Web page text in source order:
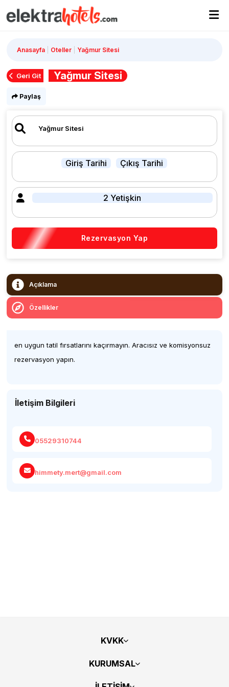
Anasayfa Oteller Yağmur Sitesi
Geri Git Yağmur Sitesi
Paylaş
Giriş Tarihi Çıkış Tarihi
2 Yetişkin
Rezervasyon Yap
Açıklama
Özellikler
en uygun tatil fırsatlarını kaçırmayın. Aracısız ve komisyonsuz
rezervasyon yapın.
İletişim Bilgileri
05529310744
himmety.mert@gmail.com
KVKK
KURUMSAL